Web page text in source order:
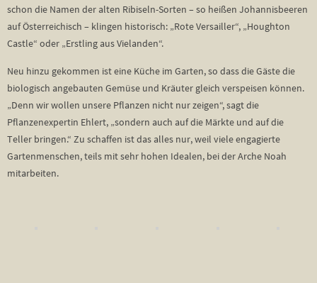
schon die Namen der alten Ribiseln-Sorten – so heißen Johannisbeeren
auf Österreichisch – klingen historisch: „Rote Versailler“, „Houghton
Castle“ oder „Erstling aus Vielanden“.
Neu hinzu gekommen ist eine Küche im Garten, so dass die Gäste die
biologisch angebauten Gemüse und Kräuter gleich verspeisen können.
„Denn wir wollen unsere Pflanzen nicht nur zeigen“, sagt die
Pflanzenexpertin Ehlert, „sondern auch auf die Märkte und auf die
Teller bringen.“ Zu schaffen ist das alles nur, weil viele engagierte
Gartenmenschen, teils mit sehr hohen Idealen, bei der Arche Noah
mitarbeiten.